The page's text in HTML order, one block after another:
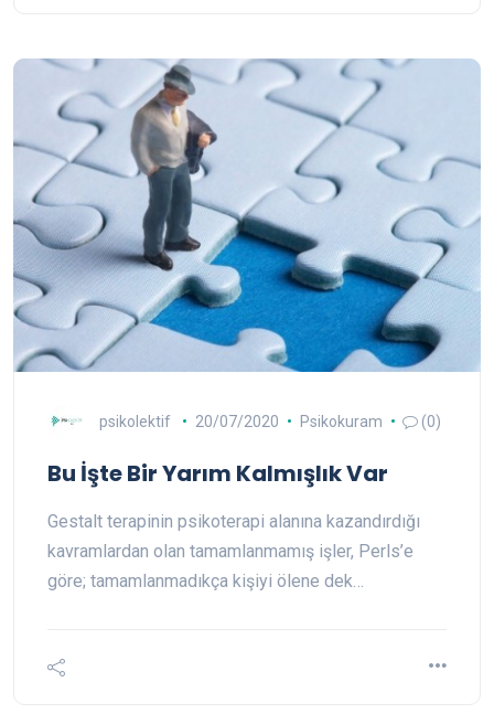
psikolektif 20/07/2020 Psikokuram (0)
Bu İşte Bir Yarım Kalmışlık Var
Gestalt terapinin psikoterapi alanına kazandırdığı
kavramlardan olan tamamlanmamış işler, Perls’e
göre; tamamlanmadıkça kişiyi ölene dek…